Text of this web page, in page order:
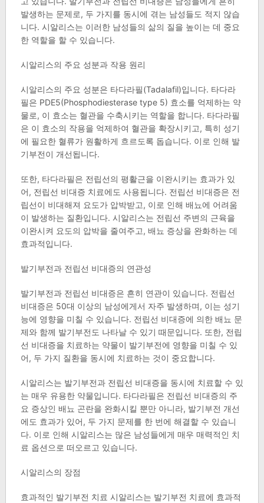
발생하는 문제로, 두 가지를 동시에 겪는 남성들도 적지 않습
니다. 시알리스는 이러한 남성들의 삶의 질을 높이는 데 중요
한 역할을 할 수 있습니다.
시알리스의 주요 성분과 작용 원리
시알리스의 주요 성분은 타다라필(Tadalafil)입니다. 타다라
필은 PDE5(Phosphodiesterase type 5) 효소를 억제하는 약
물로, 이 효소는 혈관을 수축시키는 역할을 합니다. 타다라필
은 이 효소의 작용을 억제하여 혈관을 확장시키고, 특히 성기
에 필요한 혈류가 원활하게 흐르도록 돕습니다. 이로 인해 발
기부전이 개선됩니다.
또한, 타다라필은 전립선의 평활근을 이완시키는 효과가 있
어, 전립선 비대증 치료에도 사용됩니다. 전립선 비대증은 전
립선이 비대해져 요도가 압박받고, 이로 인해 배뇨에 어려움
이 발생하는 질환입니다. 시알리스는 전립선 주변의 근육을
이완시켜 요도의 압박을 줄여주고, 배뇨 증상을 완화하는 데
효과적입니다.
발기부전과 전립선 비대증의 연관성
발기부전과 전립선 비대증은 흔히 연관이 있습니다. 전립선
비대증은 50대 이상의 남성에게서 자주 발생하며, 이는 성기
능에 영향을 미칠 수 있습니다. 전립선 비대증에 의한 배뇨 문
제와 함께 발기부전도 나타날 수 있기 때문입니다. 또한, 전립
선 비대증을 치료하는 약물이 발기부전에 영향을 미칠 수 있
어, 두 가지 질환을 동시에 치료하는 것이 중요합니다.
시알리스는 발기부전과 전립선 비대증을 동시에 치료할 수 있
는 매우 유용한 약물입니다. 타다라필은 전립선 비대증의 주
요 증상인 배뇨 곤란을 완화시킬 뿐만 아니라, 발기부전 개선
에도 효과가 있어, 두 가지 문제를 한 번에 해결할 수 있습니
다. 이로 인해 시알리스는 많은 남성들에게 매우 매력적인 치
료 옵션으로 떠오르고 있습니다.
시알리스의 장점
효과적인 발기부전 치료 시알리스는 발기부전 치료에 효과적